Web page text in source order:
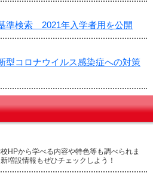
準検索 2021年入学者用を公開
型コロナウイルス感染症への対策
HPから学べる内容や特色等も調べられま
増設情報もぜひチェックしよう！